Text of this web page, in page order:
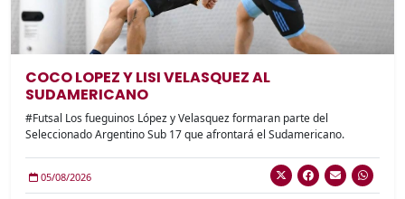
COCO LOPEZ Y LISI VELASQUEZ AL
SUDAMERICANO
#Futsal Los fueguinos López y Velasquez formaran parte del
Seleccionado Argentino Sub 17 que afrontará el Sudamericano.
05/08/2026